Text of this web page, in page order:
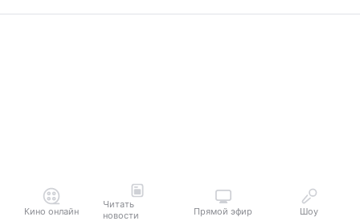
Кино онлайн
Читать
новости
Прямой эфир Шоу